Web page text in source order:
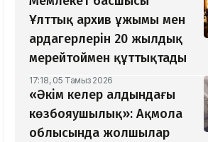
Ұлттық архив ұжымы мен
ардагерлерін 20 жылдық
мерейтоймен құттықтады
17:18, 05 Тамыз 2026
«Әкім келер алдындағы
көзбояушылық»: Ақмола
облысында жолшылар